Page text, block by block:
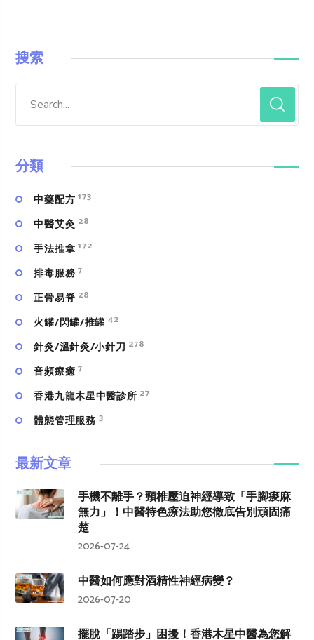
搜索
分類
中藥配方 173
中醫艾灸 28
手法推拿 172
排毒服務 7
正骨易脊 28
火罐/閃罐/推罐 42
針灸/溫針灸/小針刀 278
⾳頻療癒 7
香港九龍木星中醫診所 27
體態管理服務 3
最新文章
手機不離手？頸椎壓迫神經導致「手腳痠麻
無力」！中醫特色療法助您徹底告別頑固痛
楚
2026-07-24
中醫如何應對酒精性神經病變？
2026-07-20
擺脫「踢踏步」困擾！香港木星中醫為您解